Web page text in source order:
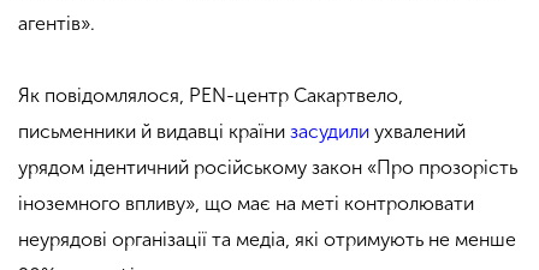
агентів».
Як повідомлялося, PEN-центр Сакартвело,
письменники й видавці країни засудили ухвалений
урядом ідентичний російському закон «Про прозорість
іноземного впливу», що має на меті контролювати
неурядові організації та медіа, які отримують не менше